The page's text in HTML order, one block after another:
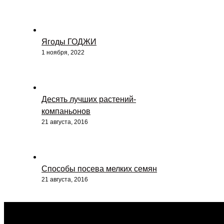
Ягоды ГОДЖИ
1 ноября, 2022
Десять лучших растений-
компаньонов
21 августа, 2016
Способы посева мелких семян
21 августа, 2016